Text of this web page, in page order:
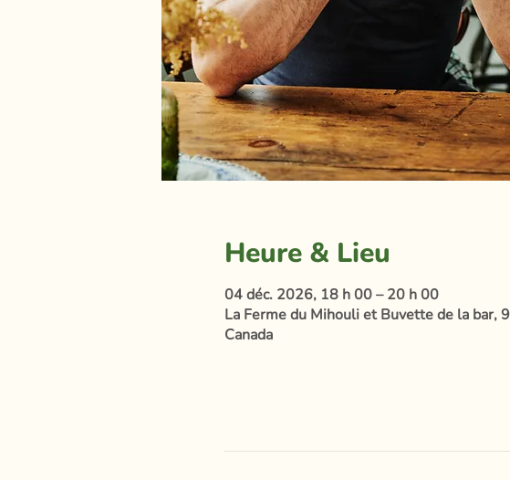
Heure & Lieu
04 déc. 2026, 18 h 00 – 20 h 00
La Ferme du Mihouli et Buvette de la bar,
Canada